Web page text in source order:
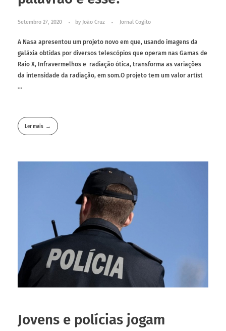
Setembro 27, 2020 by João Cruz Jornal Cogito
A Nasa apresentou um projeto novo em que, usando imagens da
galáxia obtidas por diversos telescópios que operam nas Gamas de
Raio X, Infravermelhos e radiação ótica, transforma as variações
da intensidade da radiação, em som.O projeto tem um valor artíst
...
Ler mais
Jovens e polícias jogam